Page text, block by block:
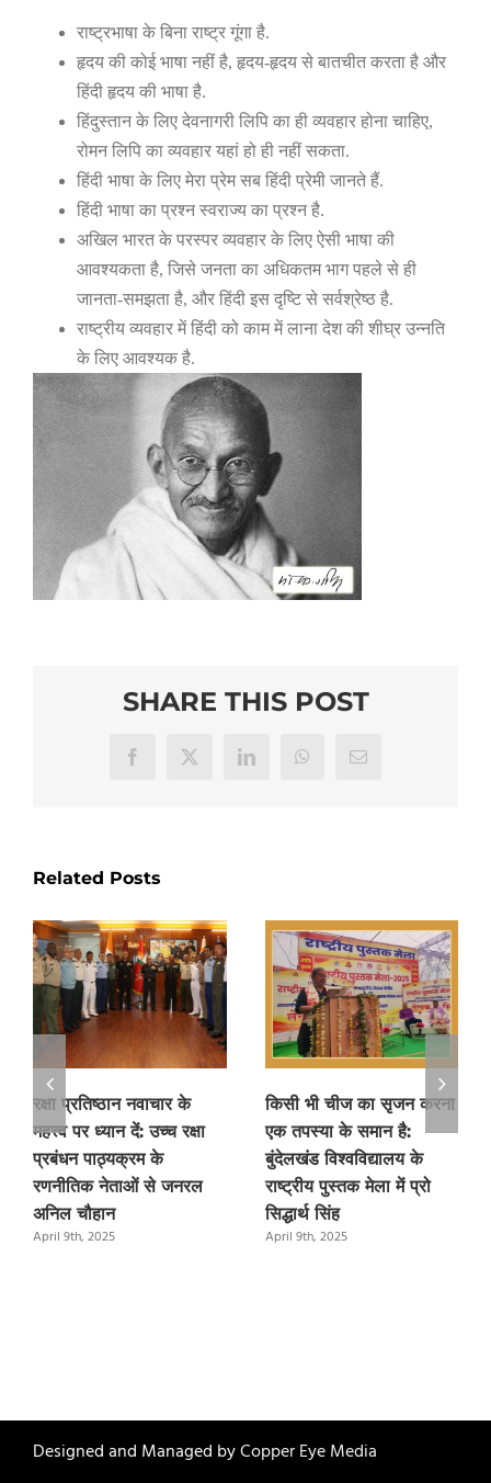
राष्ट्रभाषा के बिना राष्ट्र गूंगा है.
हृदय की कोई भाषा नहीं है, हृदय-हृदय से बातचीत करता है और
हिंदी हृदय की भाषा है.
हिंदुस्तान के लिए देवनागरी लिपि का ही व्यवहार होना चाहिए,
रोमन लिपि का व्यवहार यहां हो ही नहीं सकता.
हिंदी भाषा के लिए मेरा प्रेम सब हिंदी प्रेमी जानते हैं.
हिंदी भाषा का प्रश्न स्वराज्य का प्रश्न है.
अखिल भारत के परस्पर व्यवहार के लिए ऐसी भाषा की
आवश्यकता है, जिसे जनता का अधिकतम भाग पहले से ही
जानता-समझता है, और हिंदी इस दृष्टि से सर्वश्रेष्ठ है.
राष्ट्रीय व्यवहार में हिंदी को काम में लाना देश की शीघ्र उन्नति
के लिए आवश्यक है.
SHARE THIS POST
Facebook
X LinkedInWhatsAppEmail
Related Posts
रक्षा प्रतिष्ठान नवाचार के
महत्त्व पर ध्यान दें: उच्च रक्षा
प्रबंधन पाठ्यक्रम के
रणनीतिक नेताओं से जनरल
अनिल चौहान
April 9th, 2025
किसी भी चीज का सृजन करना
एक तपस्या के समान है:
बुंदेलखंड विश्वविद्यालय के
राष्ट्रीय पुस्तक मेला में प्रो
सिद्धार्थ सिंह
April 9th, 2025
Designed and Managed byCopper Eye Media